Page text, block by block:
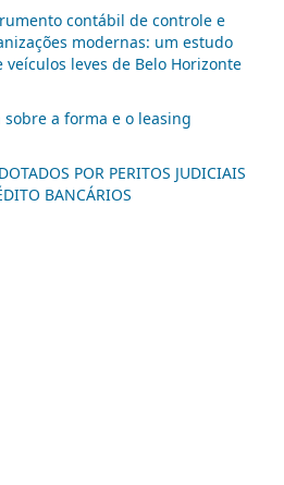
contábil de controle e
modernas: um estudo
leves de Belo Horizonte
a forma e o leasing
POR PERITOS JUDICIAIS
BANCÁRIOS